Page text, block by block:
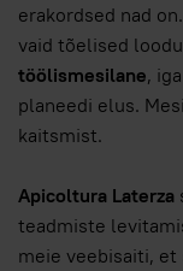
erakordsed nad
vaid tõelised
töölismesilane, iga
planeedi elus.
kaitsmist.
Apicoltura Laterza
teadmiste
meie veebisaiti,